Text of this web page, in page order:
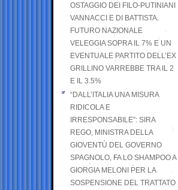
OSTAGGIO DEI FILO-PUTINIANI
VANNACCI E DI BATTISTA.
FUTURO NAZIONALE
VELEGGIA SOPRA IL 7% E UN
EVENTUALE PARTITO DELL’EX
GRILLINO VARREBBE TRA IL 2
E IL 3.5%
“DALL’ITALIA UNA MISURA
RIDICOLA E
IRRESPONSABILE”: SIRA
REGO, MINISTRA DELLA
GIOVENTÙ DEL GOVERNO
SPAGNOLO, FA LO SHAMPOO A
GIORGIA MELONI PER LA
SOSPENSIONE DEL TRATTATO